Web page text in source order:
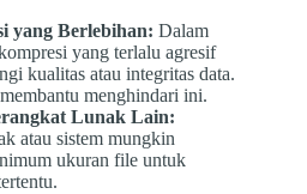
yang Berlebihan: Dalam
yang terlalu agresif
kualitas atau integritas data.
menghindari ini.
Lunak Lain:
atau sistem mungkin
ukuran file untuk